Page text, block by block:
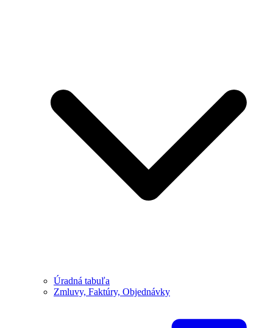
Úradná tabuľa
Zmluvy, Faktúry, Objednávky